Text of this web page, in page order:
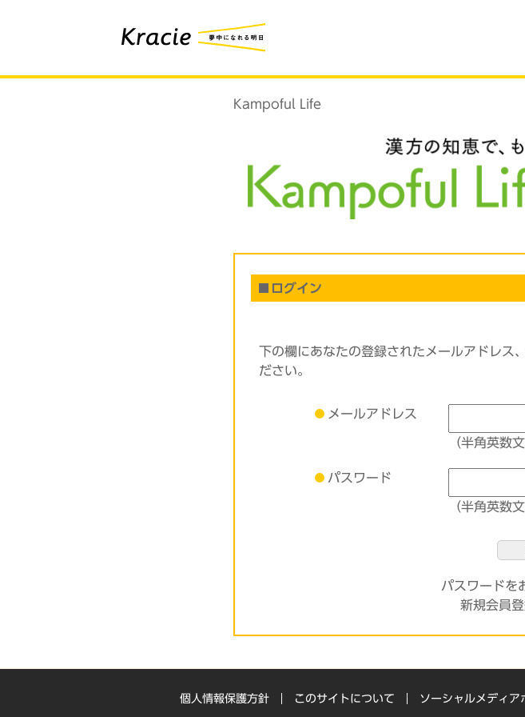
Kampoful Life
ログイン
下の欄にあなたの登録されたメールアドレス
ださい。
メールアドレス
（半角英数
パスワード
（半角英数
パスワードを
新規会員
個人情報保護方針 このサイトについて ソーシャルメディア